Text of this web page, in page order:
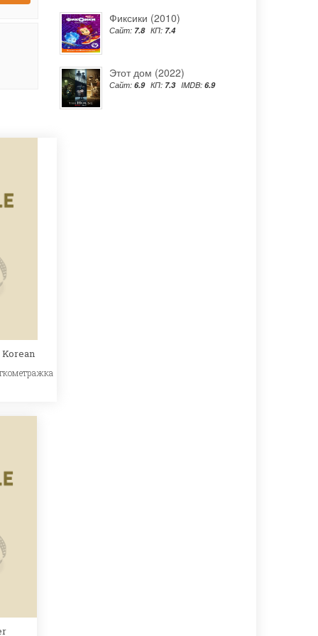
Фиксики (2010)
Сайт: 7.8 КП: 7.4
Этот дом (2022)
Сайт: 6.9 КП: 7.3 IMDB: 6.9